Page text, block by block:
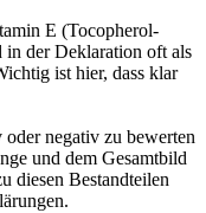
E (Tocopherol-
in der Deklaration oft als
ist hier, dass klar
negativ zu bewerten
und dem Gesamtbild
diesen Bestandteilen